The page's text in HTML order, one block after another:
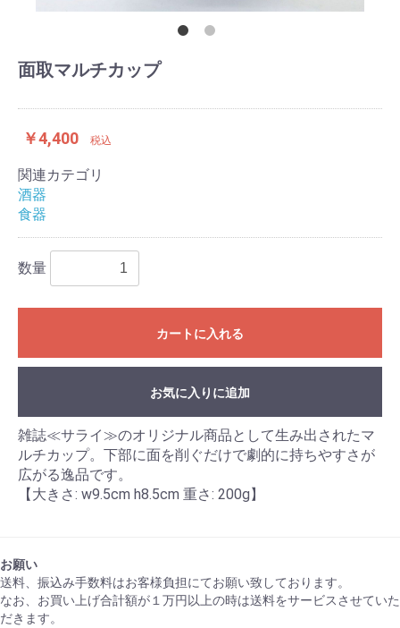
面取マルチカップ
￥4,400 税込
関連カテゴリ
酒器
食器
数量
カートに入れる
お気に入りに追加
雑誌≪サライ≫のオリジナル商品として生み出されたマ
ルチカップ。下部に面を削ぐだけで劇的に持ちやすさが
広がる逸品です。
【大きさ: w9.5cm h8.5cm 重さ: 200g】
お願い
送料、振込み手数料はお客様負担にてお願い致しております。
なお、お買い上げ合計額が１万円以上の時は送料をサービスさせていた
だきます。